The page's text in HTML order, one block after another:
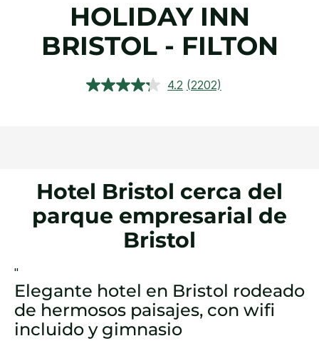
HOLIDAY INN
BRISTOL - FILTON
4.2 Lea
(2202)
Hotel Bristol cerca del
parque empresarial de
Bristol
"
Elegante hotel en Bristol rodeado
de hermosos paisajes, con wifi
incluido y gimnasio